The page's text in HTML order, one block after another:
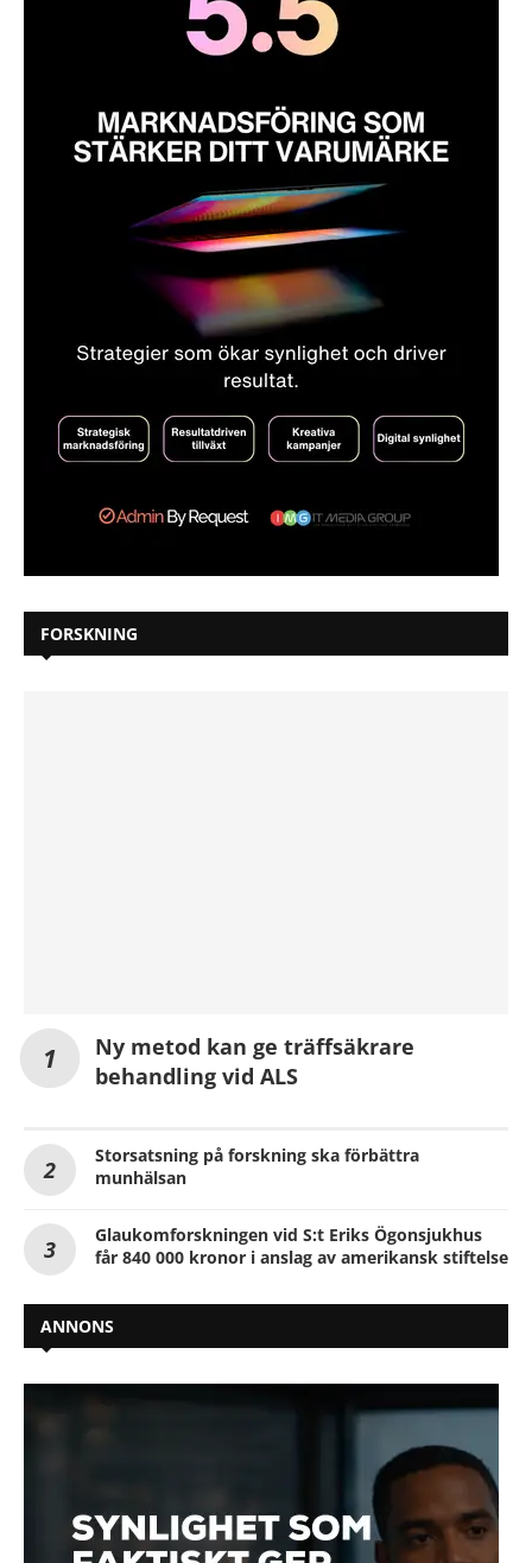
FORSKNING
Ny metod kan ge träffsäkrare
behandling vid ALS
Storsatsning på forskning ska förbättra
munhälsan
Glaukomforskningen vid S:t Eriks Ögonsjukhus
får 840 000 kronor i anslag av amerikansk stiftelse
ANNONS